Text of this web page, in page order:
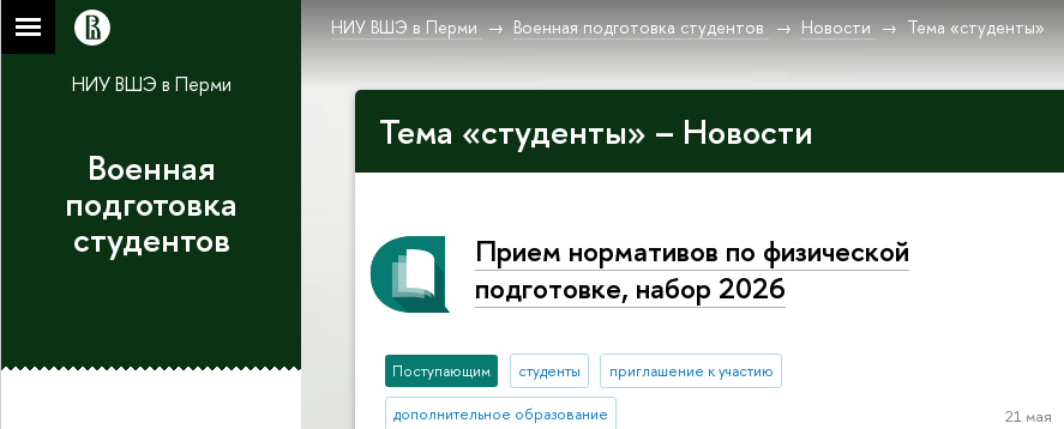
НИУ ВШЭ в Перми Военная подготовка студентов Новости Тема «студенты»
НИУ ВШЭ в Перми
Военная
подготовка
студентов
Тема «студенты» – Новости
Прием нормативов по физической
подготовке, набор 2026
Поступающим студенты приглашение к участию
дополнительное образование 21 мая